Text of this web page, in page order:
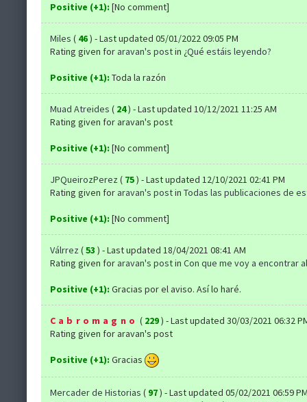
Positive (+1): [No comment]
Miles ( 46) - Last updated 05/01/2022 09:05 PM
Rating given for aravan's postin ¿Qué estáis leyendo?
Positive (+1): Toda la razón
Muad Atreides ( 24) - Last updated 10/12/2021 11:25 AM
Rating given for aravan's post
Positive (+1): [No comment]
JPQueirozPerez ( 75) - Last updated 12/10/2021 02:41 PM
Rating given for aravan's postin Todas las publicaciones de
Positive (+1): [No comment]
Válrrez (53 ) - Last updated 18/04/2021 08:41 AM
Rating given for aravan's postin Con que me voy a encontrar
Positive (+1): Gracias por el aviso. Así lo haré.
Cabromagno ( 229) - Last updated 30/03/2021 06:32
Rating given for aravan's post
Positive (+1): Gracias
Mercader de Historias ( 97) - Last updated 05/02/2021 06:59